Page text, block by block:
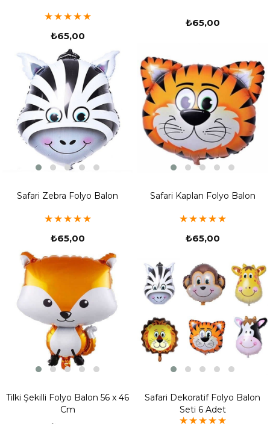
★★★★★
₺65,00
₺65,00
Safari Zebra Folyo Balon
★★★★★
₺65,00
Safari Kaplan Folyo Balon
★★★★★
₺65,00
Tilki Şekilli Folyo Balon 56 x 46
Cm
Safari Dekoratif Folyo Balon
Seti 6 Adet
★★★★★